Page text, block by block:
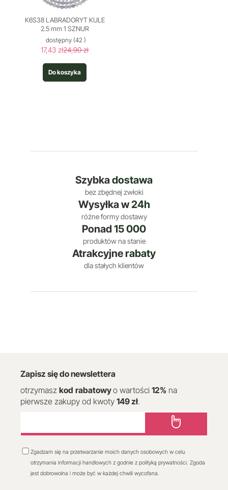
K6S38 LABRADORYT KULE
2.5 mm 1 SZNUR
dostępny (42 )
17,43 zł24,90 zł
Do koszyka
Szybkadostawa
bez zbędnej zwłoki
Wysyłka w24h
różne formy dostawy
Ponad 15 000
produktów na stanie
Atrakcyjnerabaty
dla stałych klientów
Zapisz się do newslettera
otrzymasz kod rabatowyo wartości 12% na
pierwsze zakupy od kwoty 149 zł.
Zgadzam się na przetwarzanie moich danych osobowych w celu
otrzymania informacji handlowych z godnie z polityką prywatności. Zgoda
jest dobrowolna i może być w każdej chwili wycofana.